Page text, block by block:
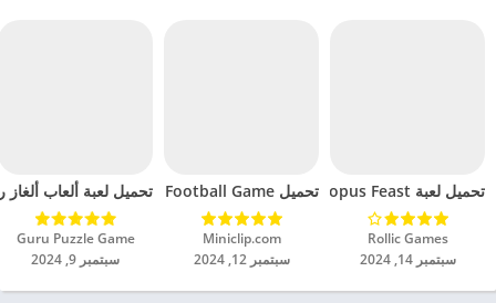
تحميل لعبة Octopus Feast مهكرة للاندرويد 2024
Rollic Games‏
سبتمبر 14, 2024
تحميل Soccer Hero PvP Football Game مهكرة للاندرويد 2024
Miniclip.com‏
سبتمبر 12, 2024
تحميل لعبة ألعاب ألغاز
Guru Puzzle Game‏
سبتمبر 9, 2024